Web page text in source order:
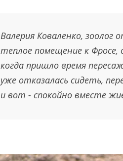
Валерия Коваленко, зоолог
теплое помещение к
когда пришло время
уже отказалась сидеть,
и вот - спокойно вместе